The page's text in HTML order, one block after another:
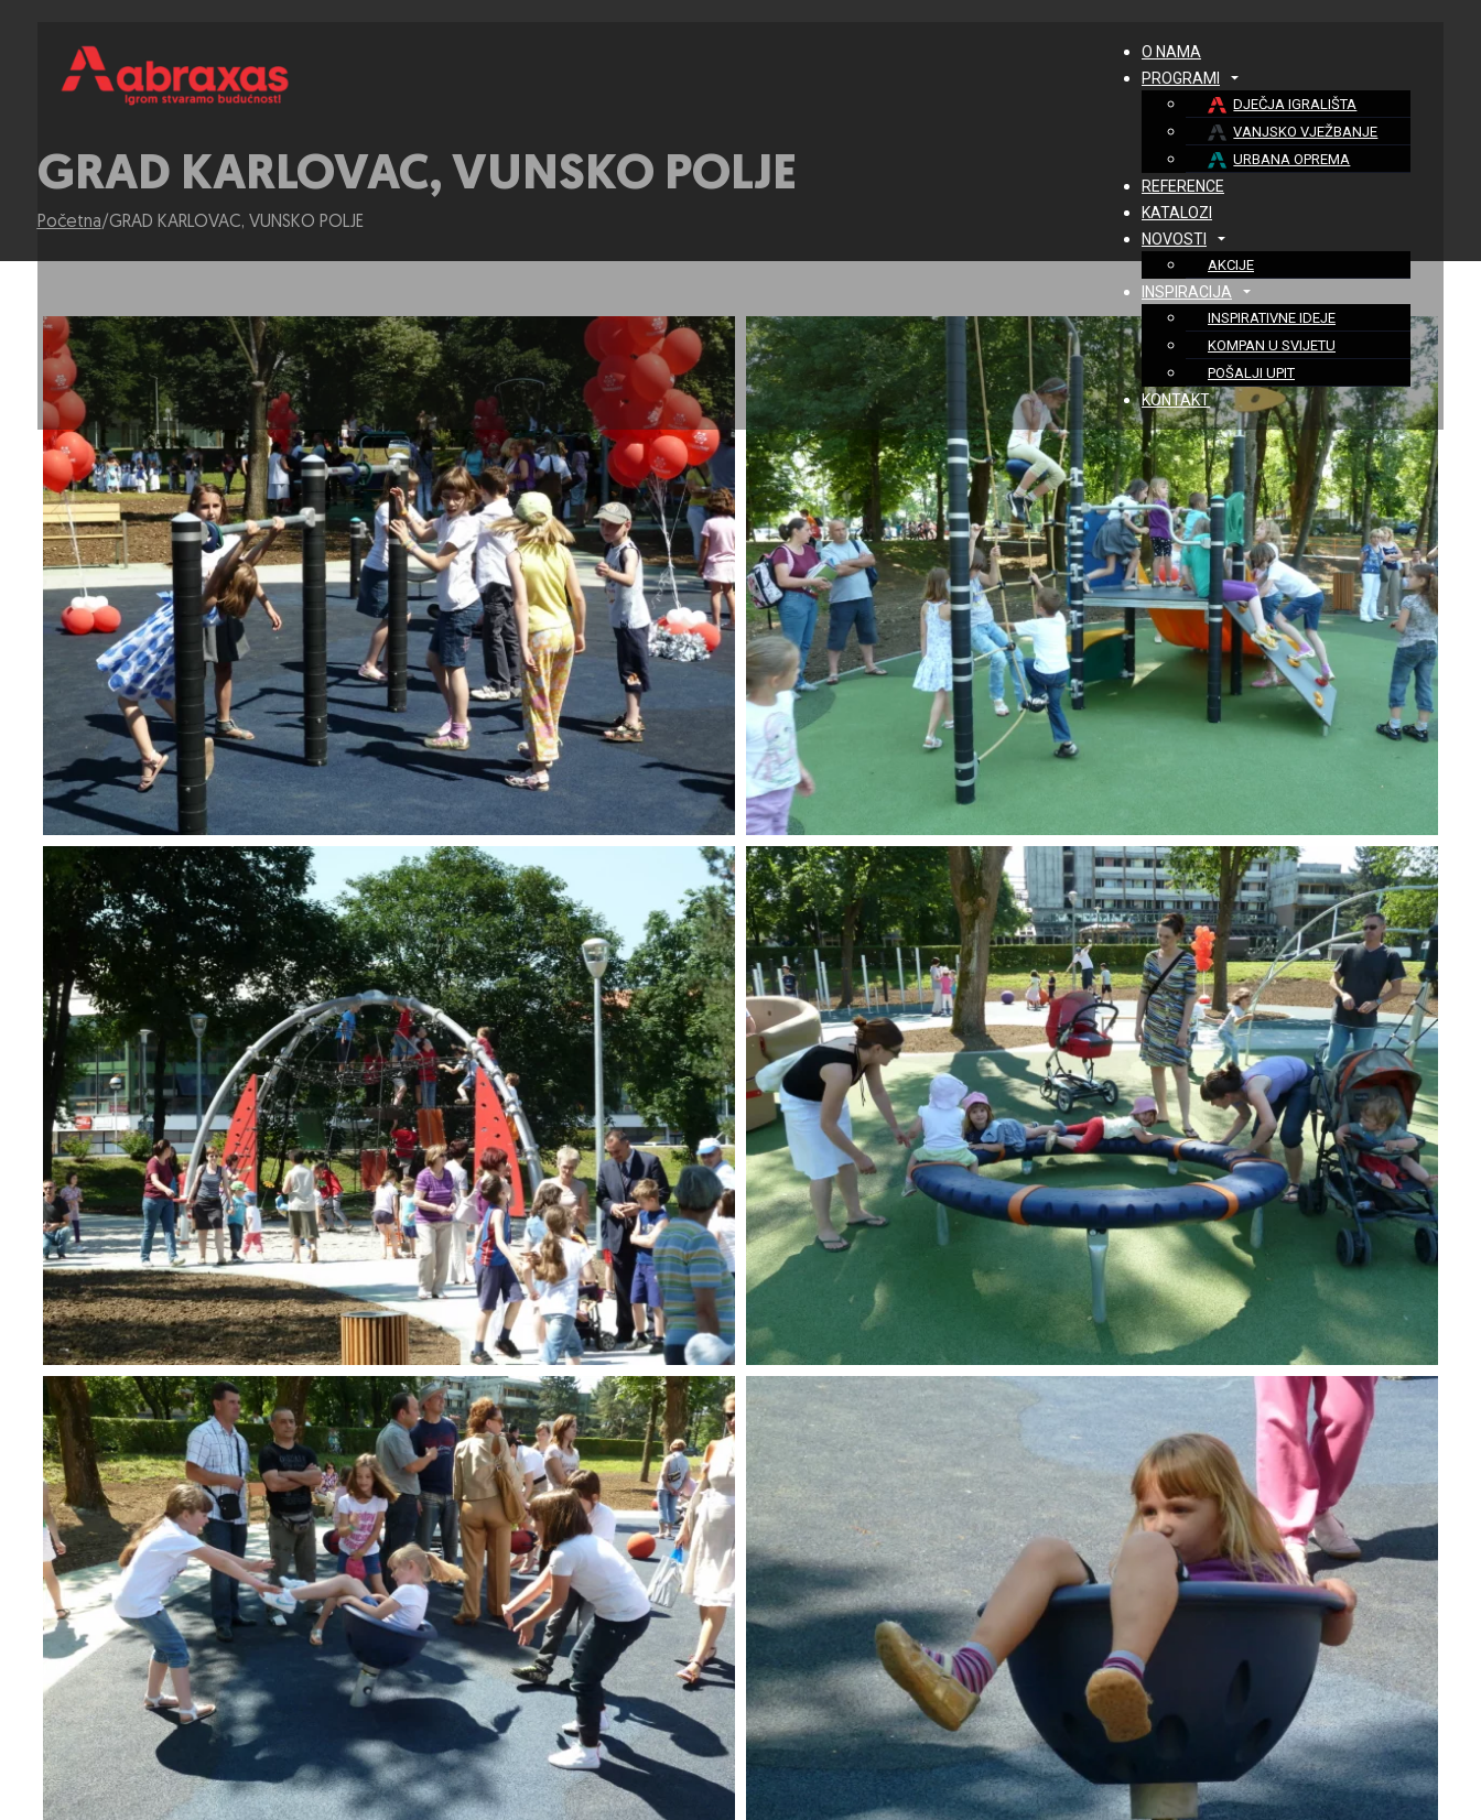
O NAMA
PROGRAMI
DJEČJA IGRALIŠTA
VANJSKO VJEŽBANJE
URBANA OPREMA
REFERENCE
KATALOZI
NOVOSTI
AKCIJE
INSPIRACIJA
INSPIRATIVNE IDEJE
KOMPAN U SVIJETU
POŠALJI UPIT
KONTAKT
GRAD KARLOVAC, VUNSKO POLJE
Početna/GRAD KARLOVAC, VUNSKO POLJE